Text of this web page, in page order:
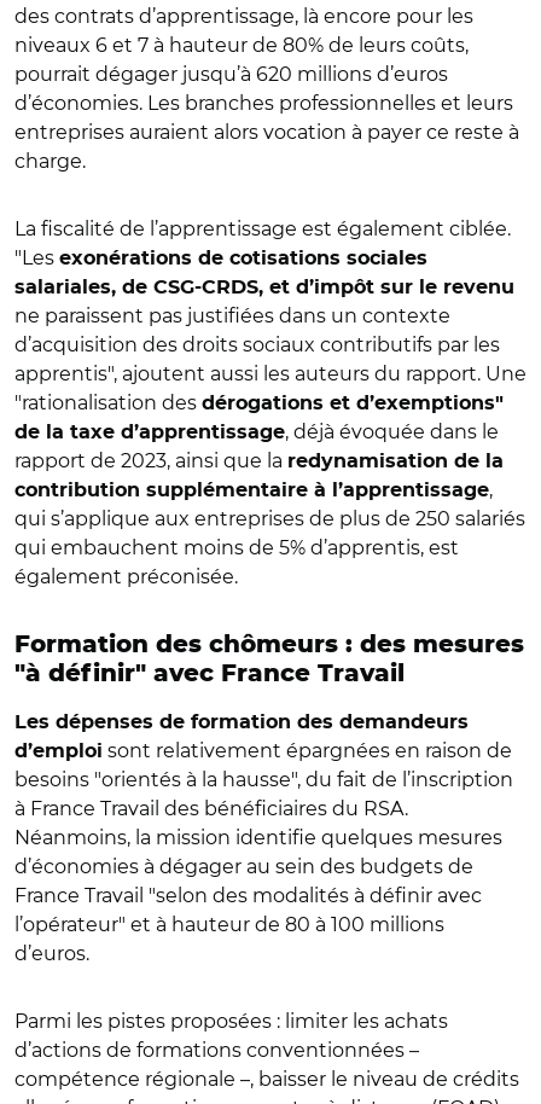
des contrats d’apprentissage, là encore pour les
niveaux 6 et 7 à hauteur de 80% de leurs coûts,
pourrait dégager jusqu’à 620 millions d’euros
d’économies. Les branches professionnelles et leurs
entreprises auraient alors vocation à payer ce reste à
charge.
La fiscalité de l’apprentissage est également ciblée.
"Les exonérations de cotisations sociales
salariales, de CSG-CRDS, et d’impôt sur le revenu
ne paraissent pas justifiées dans un contexte
d’acquisition des droits sociaux contributifs par les
apprentis", ajoutent aussi les auteurs du rapport. Une
"rationalisation des dérogations et d’exemptions"
de la taxe d’apprentissage, déjà évoquée dans le
rapport de 2023, ainsi que la redynamisation de la
contribution supplémentaire à l’apprentissage,
qui s’applique aux entreprises de plus de 250 salariés
qui embauchent moins de 5% d’apprentis, est
également préconisée.
Formation des chômeurs : des mesures
"à définir" avec France Travail
Les dépenses de formation des demandeurs
d’emploi sont relativement épargnées en raison de
besoins "orientés à la hausse", du fait de l’inscription
à France Travail des bénéficiaires du RSA.
Néanmoins, la mission identifie quelques mesures
d’économies à dégager au sein des budgets de
France Travail "selon des modalités à définir avec
l’opérateur" et à hauteur de 80 à 100 millions
d’euros.
Parmi les pistes proposées : limiter les achats
d’actions de formations conventionnées –
compétence régionale –, baisser le niveau de crédits